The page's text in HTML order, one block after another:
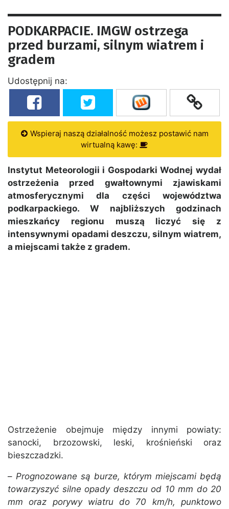
PODKARPACIE. IMGW ostrzega
przed burzami, silnym wiatrem i
gradem
Udostępnij na:
Wspieraj naszą działalność możesz postawić nam
wirtualną kawę:
Instytut Meteorologii i Gospodarki Wodnej wydał
ostrzeżenia przed gwałtownymi zjawiskami
atmosferycznymi dla części województwa
podkarpackiego. W najbliższych godzinach
mieszkańcy regionu muszą liczyć się z
intensywnymi opadami deszczu, silnym wiatrem,
a miejscami także z gradem.
Ostrzeżenie obejmuje między innymi powiaty:
sanocki, brzozowski, leski, krośnieński oraz
bieszczadzki.
– Prognozowane są burze, którym miejscami będą
towarzyszyć silne opady deszczu od 10 mm do 20
mm oraz porywy wiatru do 70 km/h, punktowo